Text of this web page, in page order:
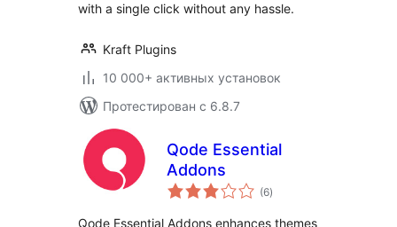
with a single click without any hassle.
Kraft Plugins
10 000+ активных установок
Протестирован с 6.8.7
Qode Essential
Addons
(6общий
рейтинг
)
Qode Essential Addons enhances themes